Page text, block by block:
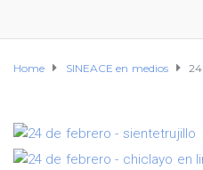
Home SINEACE en medios